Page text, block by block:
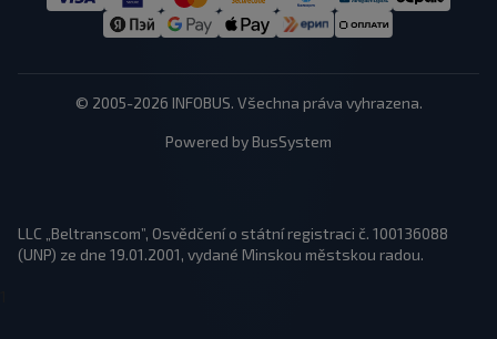
© 2005-2026 INFOBUS. Všechna práva vyhrazena.
Powered by BusSystem
LLC „Beltranscom”, Osvědčení o státní registraci č. 100136088
(UNP) ze dne 19.01.2001, vydané Minskou městskou radou.